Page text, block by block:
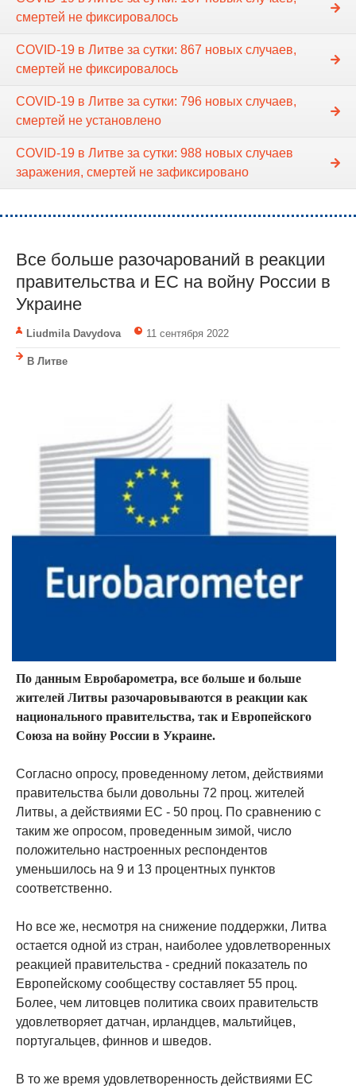
смертей не фиксировалось
COVID-19 в Литве за сутки: 867 новых случаев,
смертей не фиксировалось
COVID-19 в Литве за сутки: 796 новых случаев,
смертей не установлено
COVID-19 в Литве за сутки: 988 новых случаев
заражения, смертей не зафиксировано
Все больше разочарований в реакции
правительства и ЕС на войну России в
Украине
Liudmila Davydova 11 сентября 2022
В Литве
По данным Евробарометра, все больше и больше
жителей Литвы разочаровываются в реакции как
национального правительства, так и Европейского
Союза на войну России в Украине.
Согласно опросу, проведенному летом, действиями
правительства были довольны 72 проц. жителей
Литвы, а действиями ЕС - 50 проц. По сравнению с
таким же опросом, проведенным зимой, число
положительно настроенных респондентов
уменьшилось на 9 и 13 процентных пунктов
соответственно.
Но все же, несмотря на снижение поддержки, Литва
остается одной из стран, наиболее удовлетворенных
реакцией правительства - средний показатель по
Европейскому сообществу составляет 55 проц.
Более, чем литовцев политика своих правительств
удовлетворяет датчан, ирландцев, мальтийцев,
португальцев, финнов и шведов.
В то же время удовлетворенность действиями ЕС